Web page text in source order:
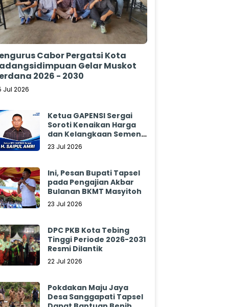
Cabor Pergatsi Kota
Gelar Muskot
2026 - 2030
Jul 2026
Ketua GAPENSI Sergai
Soroti Kenaikan Harga
dan Kelangkaan Semen,
Minta Pemerintah
23 Jul 2026
Ini, Pesan Bupati Tapsel
pada Pengajian Akbar
Bulanan BKMT Masyitoh
23 Jul 2026
DPC PKB Kota Tebing
Tinggi Periode 2026-2031
Resmi Dilantik
22 Jul 2026
Pokdakan Maju Jaya
Desa Sanggapati Tapsel